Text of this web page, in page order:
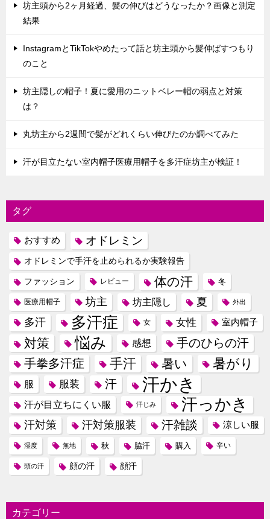
坊主頭から2ヶ月経過、髪の伸びはどうなったか？画像と測定
結果
InstagramとTikTokやめたって話と坊主頭から髪伸ばすつもり
のこと
坊主隠しの帽子！夏に愛用のニットベレー帽の弱点と対策
は？
丸坊主から2週間で髪がどれくらい伸びたのか調べてみた
汗が目立たない室内帽子医療用帽子を多汗症坊主が検証！
タグ
おすすめ オドレミン
オドレミンで手汗を止められるか実験報告
ファッション レビュー 体の汗 冬
医療用帽子 坊主 坊主隠し 夏 外出
多汗 多汗症 女 女性 室内帽子
対策 悩み 感想
手のひらの汗
手拳多汗症
手汗 暑い 暑がり
服 服装 汗 汗かき
汗が目立ちにくい服 汗じみ 汗っかき
汗対策 汗対策服装 汗雑談 涼しい服
湿度 無地 秋 脇汗 購入 辛い
頭の汗 顔の汗 顔汗
カテゴリー